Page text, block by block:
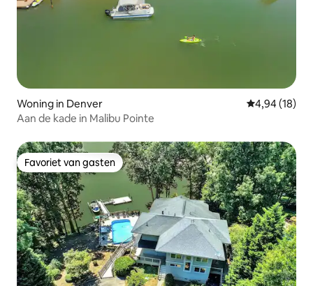
Woning in Denver Gemiddelde
4,94 (18)
Aan de kade in Malibu Pointe
Favoriet van gasten
Favoriet van gasten